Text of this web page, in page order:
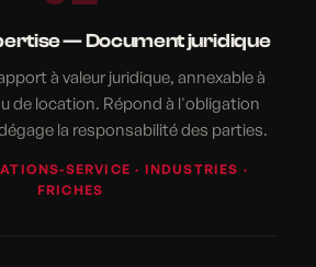
— Document juridique
à valeur juridique, annexable à
de location. Répond à l'obligation
la responsabilité des parties.
SERVICE · INDUSTRIES ·
FRICHES